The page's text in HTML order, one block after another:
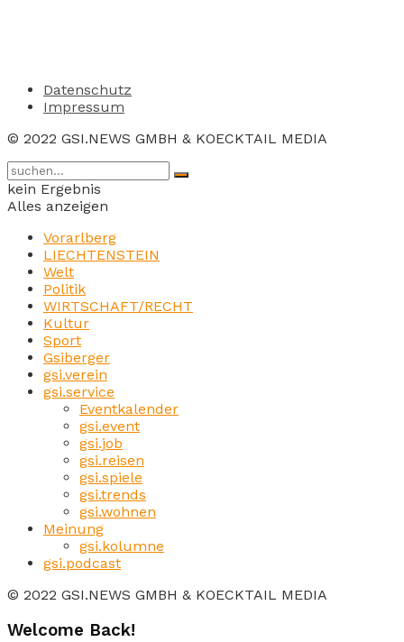
Datenschutz
Impressum
© 2022 GSI.NEWS GMBH & KOECKTAIL MEDIA
kein Ergebnis
Alles anzeigen
Vorarlberg
LIECHTENSTEIN
Welt
Politik
WIRTSCHAFT/RECHT
Kultur
Sport
Gsiberger
gsi.verein
gsi.service
Eventkalender
gsi.event
gsi.job
gsi.reisen
gsi.spiele
gsi.trends
gsi.wohnen
Meinung
gsi.kolumne
gsi.podcast
© 2022 GSI.NEWS GMBH & KOECKTAIL MEDIA
Welcome Back!